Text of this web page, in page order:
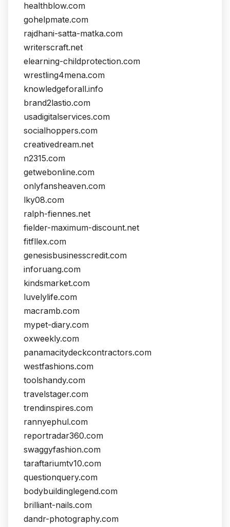
healthblow.com
gohelpmate.com
rajdhani-satta-matka.com
writerscraft.net
elearning-childprotection.com
wrestling4mena.com
knowledgeforall.info
brand2lastio.com
usadigitalservices.com
socialhoppers.com
creativedream.net
n2315.com
getwebonline.com
onlyfansheaven.com
lky08.com
ralph-fiennes.net
fielder-maximum-discount.net
fitfllex.com
genesisbusinesscredit.com
inforuang.com
kindsmarket.com
luvelylife.com
macramb.com
mypet-diary.com
oxweekly.com
panamacitydeckcontractors.com
westfashions.com
toolshandy.com
travelstager.com
trendinspires.com
rannyephul.com
reportradar360.com
swaggyfashion.com
taraftariumtv10.com
questionquery.com
bodybuildinglegend.com
brilliant-nails.com
dandr-photography.com